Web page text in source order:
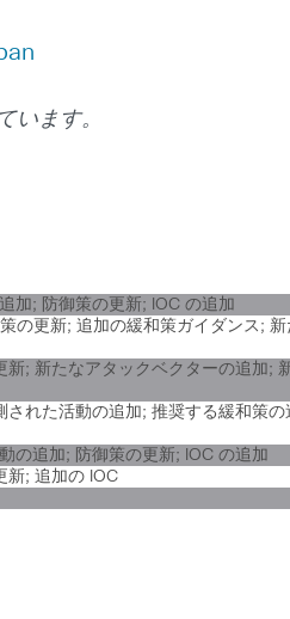
います。
加; 防御策の更新; IOC の追加
の更新; 追加の緩和策ガイダンス;
新; 新たなアタックベクターの追加;
された活動の追加; 推奨する緩和策の
の追加; 防御策の更新; IOC の追加
新; 追加の IOC